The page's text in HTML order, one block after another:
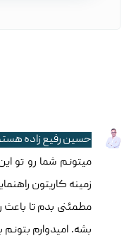
حسین رفیع زاده
میتونم شما رو تو این
زمینه کاریتون
مطمئنی بدم تا
بشه. امیدوارم